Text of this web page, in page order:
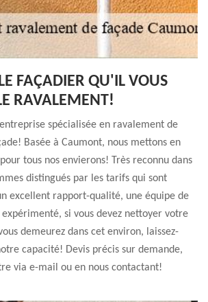
FAÇADIER QU'IL VOUS
RAVALEMENT!
spécialisée en ravalement de
Basée à Caumont, nous mettons en
tous nos envierons! Très reconnu dans
distingués par les tarifs qui sont
excellent rapport-qualité, une équipe de
si vous devez nettoyer votre
demeurez dans cet environ, laissez-
capacité! Devis précis sur demande,
via e-mail ou en nous contactant!